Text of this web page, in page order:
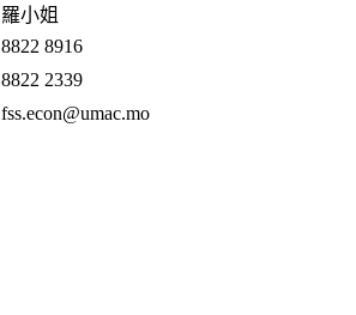
羅小姐
8822 8916
8822 2339
fss.econ@umac.mo